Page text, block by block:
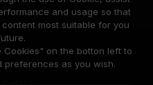
Reserved.
and usage so that
most suitable for you
Cookies" on the botton left to
preferences as you wish.